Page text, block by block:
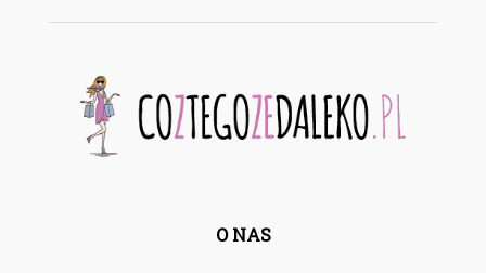
O NAS